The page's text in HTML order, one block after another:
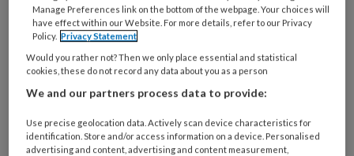
Wil je dit artikel lezen?
Maak gratis een account aan en lees 2
Al een account of abonnement?Log dan in
Manage Preferences link on the bottom of the webpage. Your choices will
have effect within our Website. For more details, refer to our Privacy
Policy. Privacy Statement
Would you rather not? Then we only place essential and statistical
cookies, these do not record any data about you as a person
We and our partners process data to provide:
Use precise geolocation data. Actively scan device characteristics for
identification. Store and/or access information on a device. Personalised
advertising and content, advertising and content measurement,